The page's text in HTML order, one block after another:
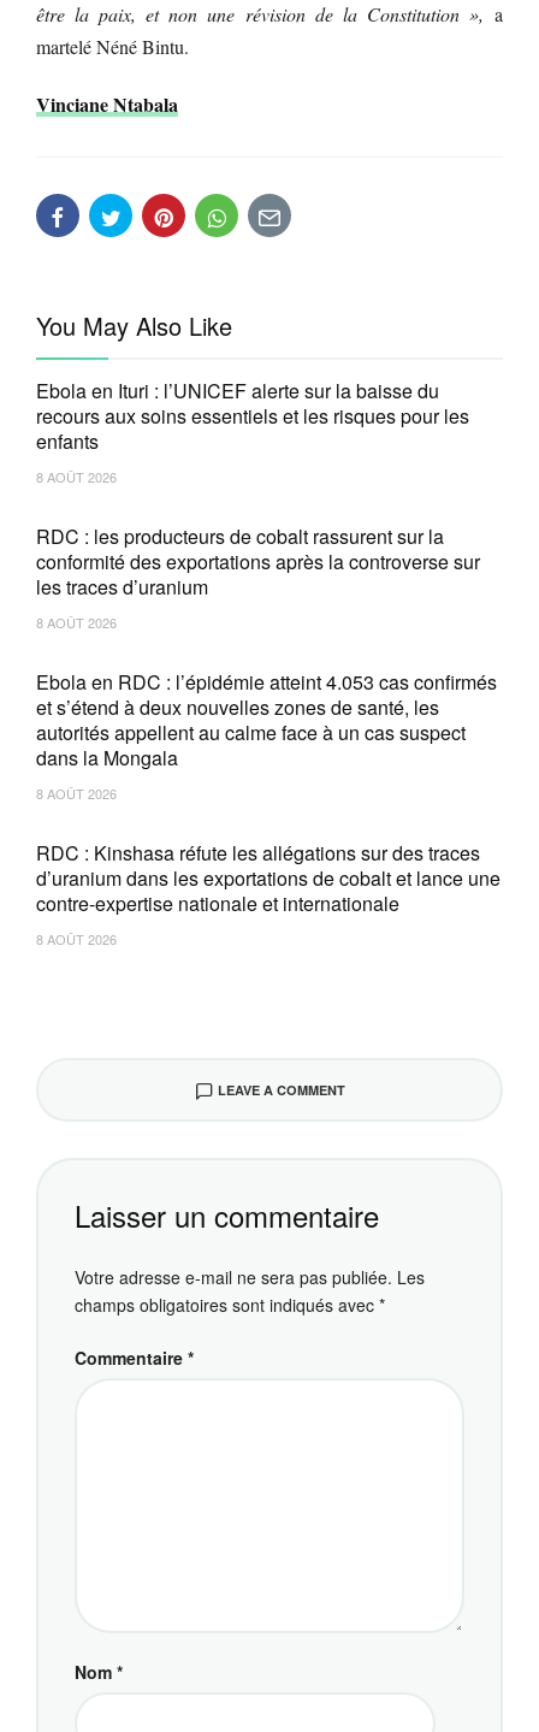
être la paix, et non une révision de la Constitution », a
martelé Néné Bintu.
Vinciane Ntabala
You May Also Like
Ebola en Ituri : l’UNICEF alerte sur la baisse du
recours aux soins essentiels et les risques pour les
enfants
8 AOÛT 2026
RDC : les producteurs de cobalt rassurent sur la
conformité des exportations après la controverse sur
les traces d’uranium
8 AOÛT 2026
Ebola en RDC : l’épidémie atteint 4.053 cas confirmés
et s’étend à deux nouvelles zones de santé, les
autorités appellent au calme face à un cas suspect
dans la Mongala
8 AOÛT 2026
RDC : Kinshasa réfute les allégations sur des traces
d’uranium dans les exportations de cobalt et lance une
contre-expertise nationale et internationale
8 AOÛT 2026
LEAVE A COMMENT
Laisser un commentaire
Votre adresse e-mail ne sera pas publiée. Les
champs obligatoires sont indiqués avec *
Commentaire *
Nom *